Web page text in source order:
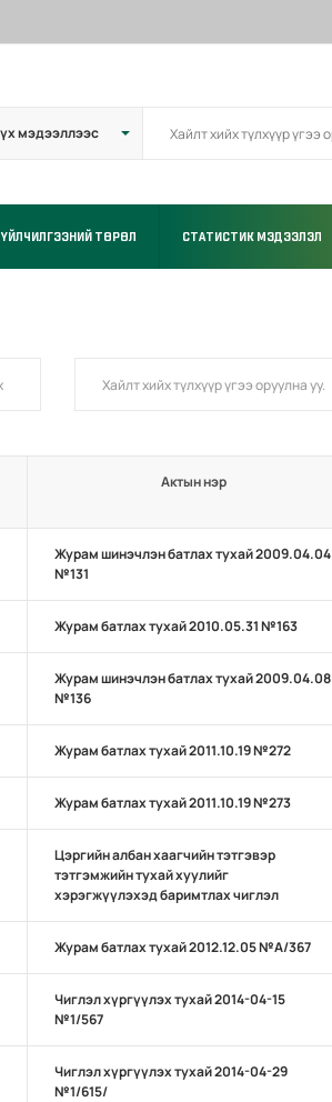
ҮЙЛЧИЛГЭЭНИЙ ТӨРӨЛ СТАТИСТИК МЭДЭЭЛЭЛ
Актын нэр
Журам шинэчлэн батлах тухай 2009.04.04
№131
Журам батлах тухай 2010.05.31 №163
Журам шинэчлэн батлах тухай 2009.04.08
№136
Журам батлах тухай 2011.10.19 №272
Журам батлах тухай 2011.10.19 №273
Цэргийн албан хаагчийн тэтгэвэр
тэтгэмжийн тухай хуулийг
хэрэгжүүлэхэд баримтлах чиглэл
Журам батлах тухай 2012.12.05 №А/367
Чиглэл хүргүүлэх тухай 2014-04-15
№1/567
Чиглэл хүргүүлэх тухай 2014-04-29
№1/615/